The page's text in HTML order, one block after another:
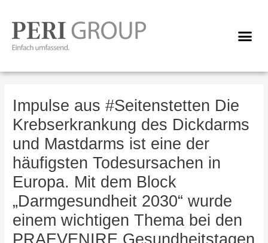
content
Impulse aus #Seitenstetten Die
Krebserkrankung des Dickdarms
und Mastdarms ist eine der
häufigsten Todesursachen in
Europa. Mit dem Block
„Darmgesundheit 2030“ wurde
einem wichtigen Thema bei den
PRAEVENIRE Gesundheitstagen